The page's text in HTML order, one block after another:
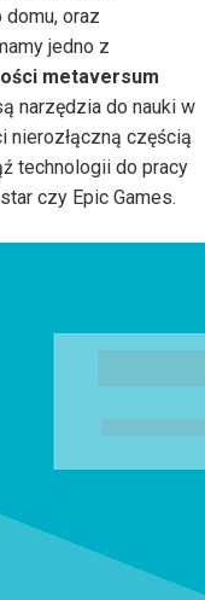
oraz
jedno z
metaversum
narzędzia do nauki w
nierozłączną częścią
technologii do pracy
czy Epic Games.